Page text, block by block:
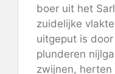
boer uit het
zuidelijke
uitgeput is
plunderen
zwijnen,